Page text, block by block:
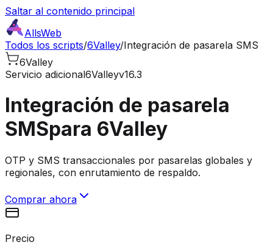
Saltar al contenido principal
AllsWeb
Todos los scripts/6Valley/Integración de pasarela SMS
6Valley
Servicio adicional6Valleyv16.3
Integración de pasarela
SMSpara 6Valley
OTP y SMS transaccionales por pasarelas globales y
regionales, con enrutamiento de respaldo.
Comprar ahora
Precio